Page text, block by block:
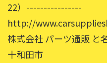
22）----------------
http://
株式会社 パーツ通販 と
十和田市